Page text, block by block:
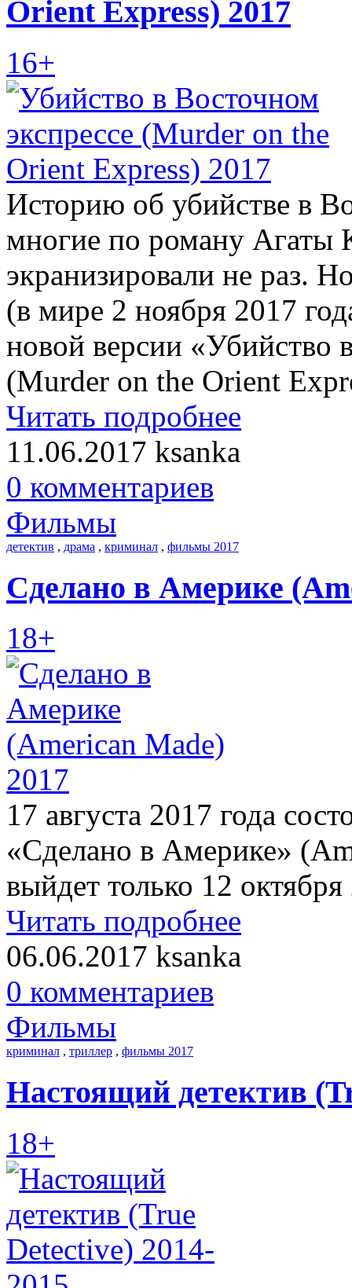
Orient Express) 2017
16+
Историю об убийстве в
многие по роману Агаты
экранизировали не раз.
(в мире 2 ноября 2017
новой версии «Убийство
(Murder on the Orient
Читать подробнее
11.06.2017 ksanka
0 комментариев
Фильмы
детектив , драма , криминал , фильмы 2017
Сделано в Америке
18+
17 августа 2017 года
«Сделано в Америке»
выйдет только 12
Читать подробнее
06.06.2017 ksanka
0 комментариев
Фильмы
криминал , триллер , фильмы 2017
Настоящий детектив
18+